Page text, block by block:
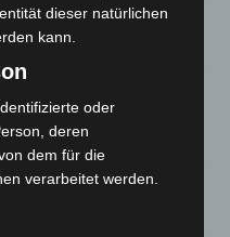
auf Baustelle
Market“ erhoben
dieser natürlichen
kann.
oder
deren
dem für die
verarbeitet werden.